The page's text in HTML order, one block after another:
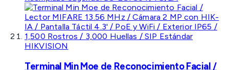
HIKVISION
Terminal Min Moe de Reconocimiento Facial /